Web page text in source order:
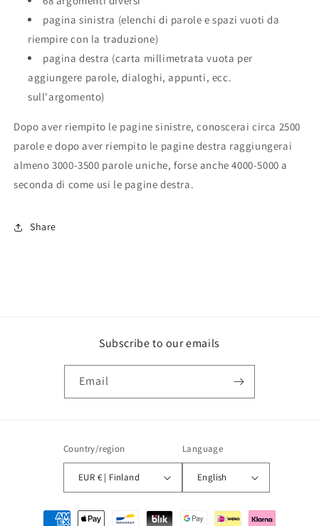
pagina sinistra (elenchi di parole e spazi vuoti da
riempire con la traduzione)
pagina destra (carta millimetrata vuota per
aggiungere parole, dialoghi, appunti, ecc.
sull'argomento)
Dopo aver riempito le pagine sinistre, conoscerai circa 2500
parole e dopo aver riempito le pagine destra raggiungerai
almeno 3000-3500 parole uniche, forse anche 4000-5000 a
seconda di come usi le pagine destra.
Share
Subscribe to our emails
Email
Country/region
EUR € | Finland
Language
English
Payment